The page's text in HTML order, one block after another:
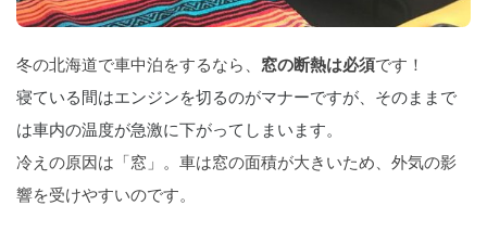
冬の北海道で車中泊をするなら、 窓の断熱は必須です！
寝ている間はエンジンを切るのがマナーですが、そのままで
は車内の温度が急激に下がってしまいます。
冷えの原因は「窓」。車は窓の面積が大きいため、外気の影
響を受けやすいのです。